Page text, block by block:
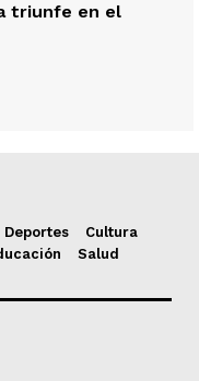
triunfe en el
Deportes
Cultura
Salud